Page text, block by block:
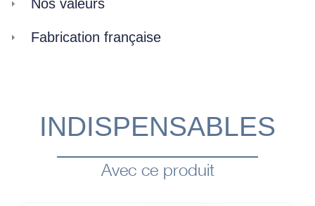
Nos valeurs
Fabrication française
INDISPENSABLES
Avec ce produit